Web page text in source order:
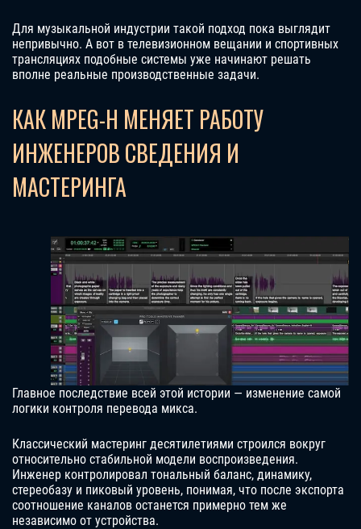
Для музыкальной индустрии такой подход пока выглядит
непривычно. А вот в телевизионном вещании и спортивных
трансляциях подобные системы уже начинают решать
вполне реальные производственные задачи.
КАК MPEG-H МЕНЯЕТ РАБОТУ
ИНЖЕНЕРОВ СВЕДЕНИЯ И
МАСТЕРИНГА
Главное последствие всей этой истории — изменение самой
логики контроля перевода микса.
Классический мастеринг десятилетиями строился вокруг
относительно стабильной модели воспроизведения.
Инженер контролировал тональный баланс, динамику,
стереобазу и пиковый уровень, понимая, что после экспорта
соотношение каналов останется примерно тем же
независимо от устройства.